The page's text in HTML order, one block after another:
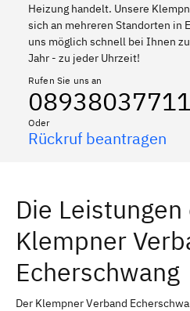
Heizung handelt. Unsere
sich an mehreren Standorten in
uns möglich schnell bei Ihnen
Jahr - zu jeder Uhrzeit!
Rufen Sie uns an
08938037711
Oder
Rückruf beantragen
Die Leistungen
Klempner
Echerschwang
Der Klempner Verband